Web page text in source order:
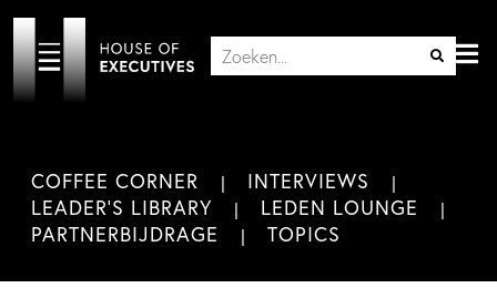
COFFEE CORNER
INTERVIEWS
LEADER'S LIBRARY
LEDEN LOUNGE
PARTNERBIJDRAGE
TOPICS